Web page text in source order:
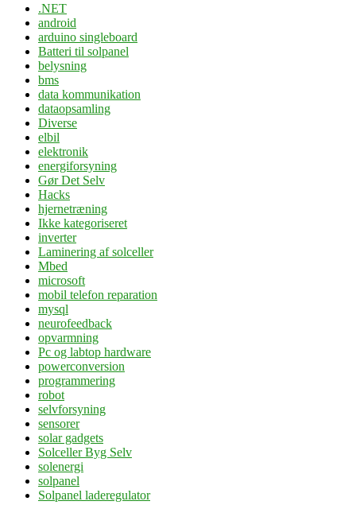
.NET
android
arduino singleboard
Batteri til solpanel
belysning
bms
data kommunikation
dataopsamling
Diverse
elbil
elektronik
energiforsyning
Gør Det Selv
Hacks
hjernetræning
Ikke kategoriseret
inverter
Laminering af solceller
Mbed
microsoft
mobil telefon reparation
mysql
neurofeedback
opvarmning
Pc og labtop hardware
powerconversion
programmering
robot
selvforsyning
sensorer
solar gadgets
Solceller Byg Selv
solenergi
solpanel
Solpanel laderegulator